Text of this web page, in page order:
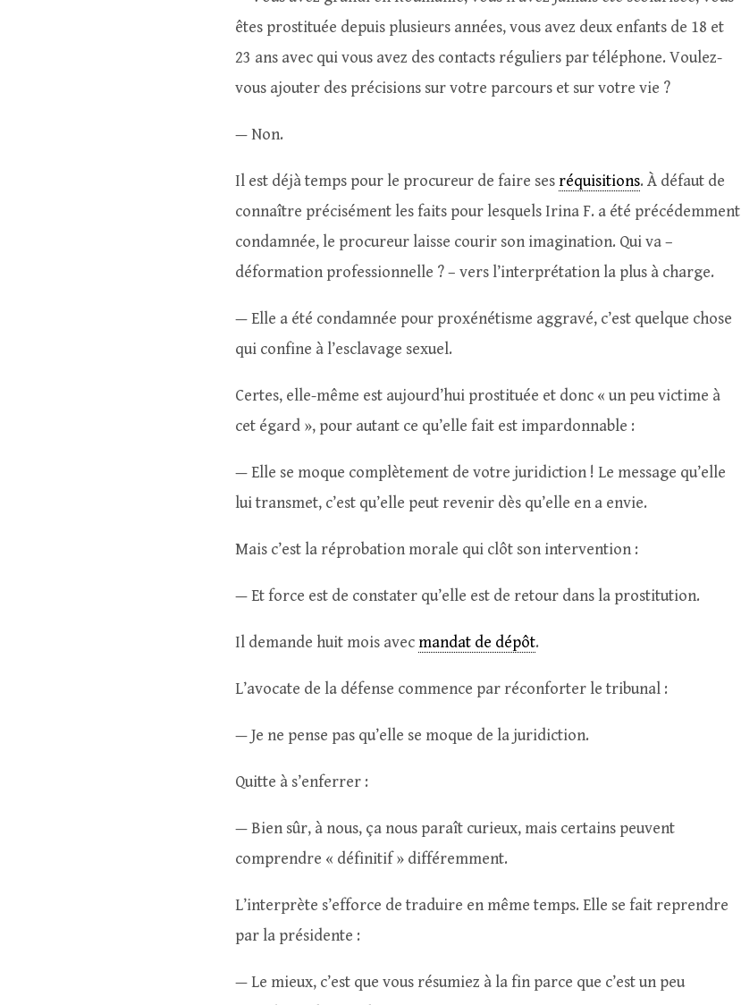
êtes prostituée depuis plusieurs années, vous avez deux enfants de 18 et
23 ans avec qui vous avez des contacts réguliers par téléphone. Voulez-
vous ajouter des précisions sur votre parcours et sur votre vie ?
— Non.
Il est déjà temps pour le procureur de faire sesréquisitions. À défaut de
connaître précisément les faits pour lesquels Irina F. a été précédemment
condamnée, le procureur laisse courir son imagination. Qui va –
déformation professionnelle ? – vers l’interprétation la plus à charge.
— Elle a été condamnée pour proxénétisme aggravé, c’est quelque chose
qui confine à l’esclavage sexuel.
Certes, elle-même est aujourd’hui prostituée et donc « un peu victime à
cet égard », pour autant ce qu’elle fait est impardonnable :
— Elle se moque complètement de votre juridiction ! Le message qu’elle
lui transmet, c’est qu’elle peut revenir dès qu’elle en a envie.
Mais c’est la réprobation morale qui clôt son intervention :
— Et force est de constater qu’elle est de retour dans la prostitution.
Il demande huit mois avecmandat de dépôt.
L’avocate de la défense commence par réconforter le tribunal :
— Je ne pense pas qu’elle se moque de la juridiction.
Quitte à s’enferrer :
— Bien sûr, à nous, ça nous paraît curieux, mais certains peuvent
comprendre « définitif » différemment.
L’interprète s’efforce de traduire en même temps. Elle se fait reprendre
par la présidente :
— Le mieux, c’est que vous résumiez à la fin parce que c’est un peu